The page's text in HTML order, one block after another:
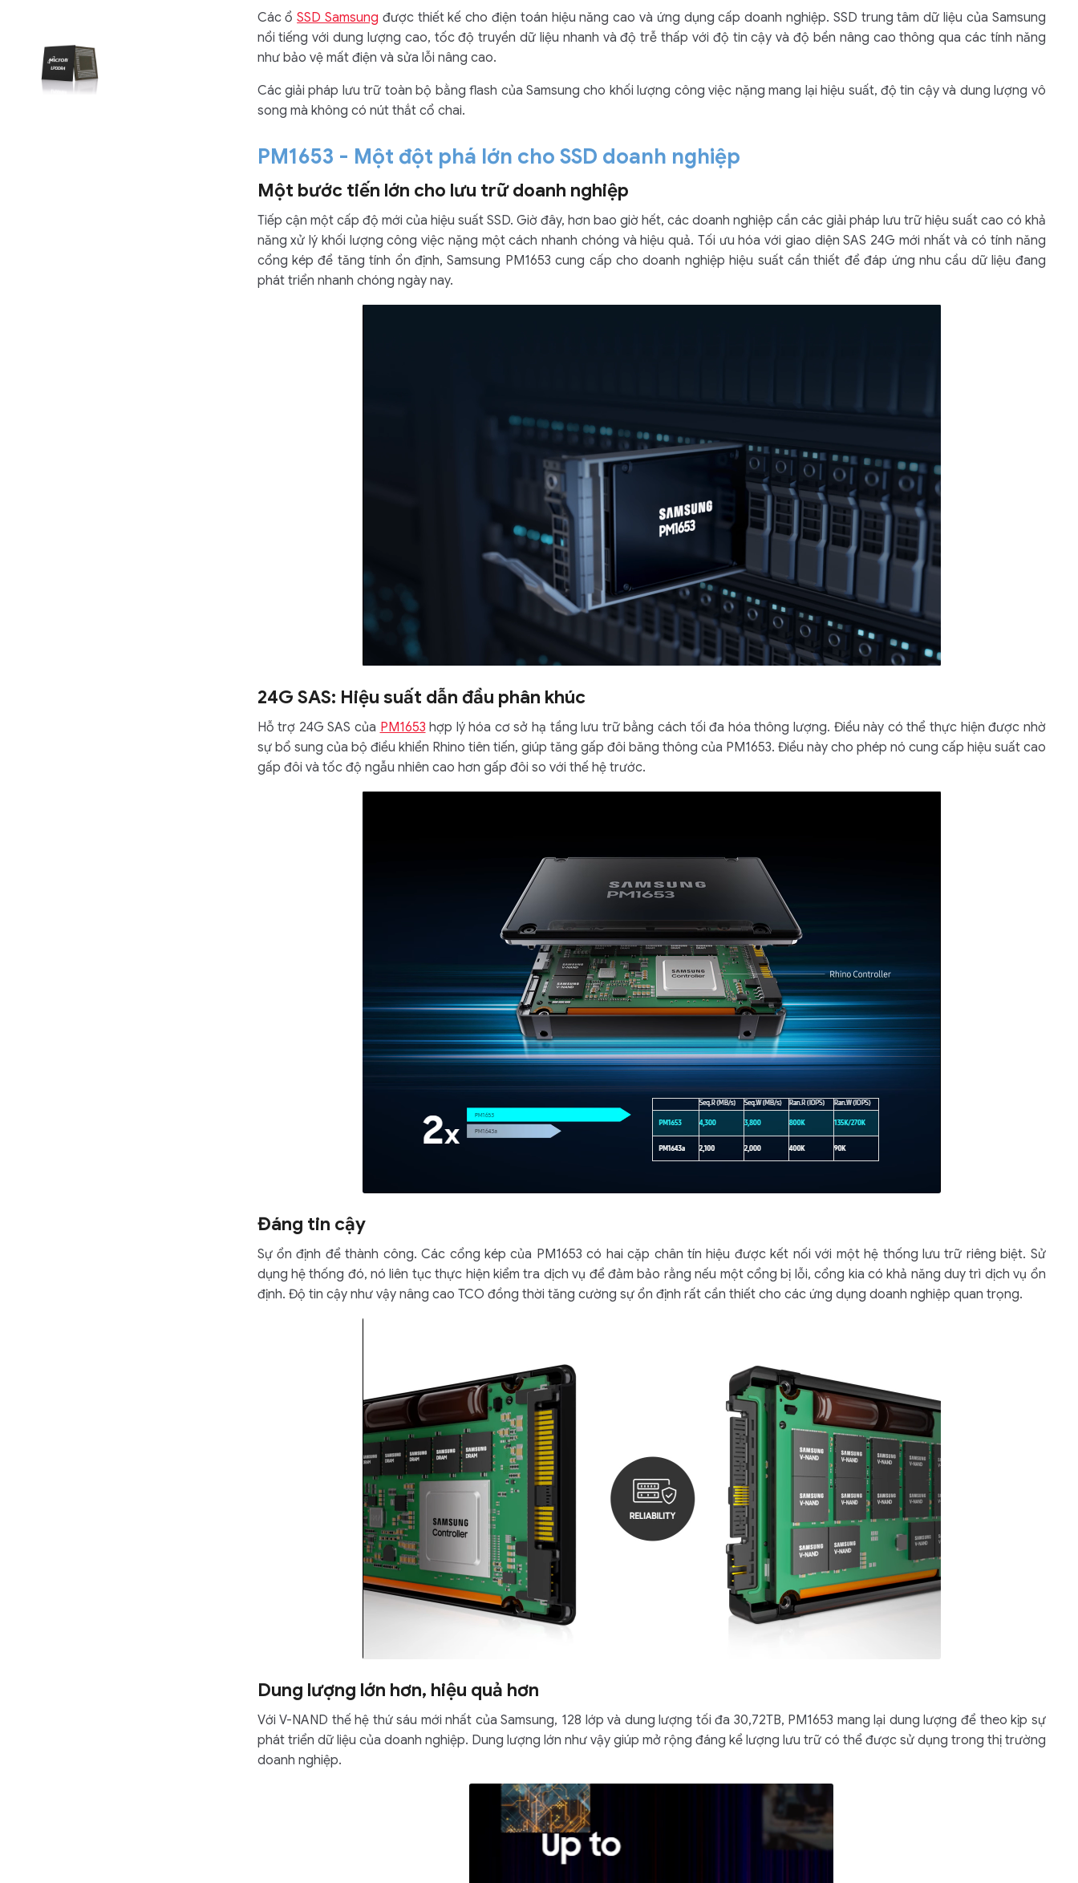
Các ổSSD Samsung được thiết kế cho điện toán hiệu năng cao và ứng dụng cấp doanh nghiệp. SSD trung tâm dữ liệu của Samsung
nổi tiếng với dung lượng cao, tốc độ truyền dữ liệu nhanh và độ trễ thấp với độ tin cậy và độ bền nâng cao thông qua các tính năng
như bảo vệ mất điện và sửa lỗi nâng cao.
Các giải pháp lưu trữ toàn bộ bằng flash của Samsung cho khối lượng công việc nặng mang lại hiệu suất, độ tin cậy và dung lượng vô
song mà không có nút thắt cổ chai.
PM1653 - Một đột phá lớn cho SSD doanh nghiệp
Một bước tiến lớn cho lưu trữ doanh nghiệp
Tiếp cận một cấp độ mới của hiệu suất SSD. Giờ đây, hơn bao giờ hết, các doanh nghiệp cần các giải pháp lưu trữ hiệu suất cao có khả
năng xử lý khối lượng công việc nặng một cách nhanh chóng và hiệu quả. Tối ưu hóa với giao diện SAS 24G mới nhất và có tính năng
cổng kép để tăng tính ổn định, Samsung PM1653 cung cấp cho doanh nghiệp hiệu suất cần thiết để đáp ứng nhu cầu dữ liệu đang
phát triển nhanh chóng ngày nay.
24G SAS: Hiệu suất dẫn đầu phân khúc
Hỗ trợ 24G SAS của PM1653 hợp lý hóa cơ sở hạ tầng lưu trữ bằng cách tối đa hóa thông lượng. Điều này có thể thực hiện được nhờ
sự bổ sung của bộ điều khiển Rhino tiên tiến, giúp tăng gấp đôi băng thông của PM1653. Điều này cho phép nó cung cấp hiệu suất cao
gấp đôi và tốc độ ngẫu nhiên cao hơn gấp đôi so với thế hệ trước.
Đáng tin cậy
Sự ổn định để thành công. Các cổng kép của PM1653 có hai cặp chân tín hiệu được kết nối với một hệ thống lưu trữ riêng biệt. Sử
dụng hệ thống đó, nó liên tục thực hiện kiểm tra dịch vụ để đảm bảo rằng nếu một cổng bị lỗi, cổng kia có khả năng duy trì dịch vụ ổn
định. Độ tin cậy như vậy nâng cao TCO đồng thời tăng cường sự ổn định rất cần thiết cho các ứng dụng doanh nghiệp quan trọng.
Dung lượng lớn hơn, hiệu quả hơn
Với V-NAND thế hệ thứ sáu mới nhất của Samsung, 128 lớp và dung lượng tối đa 30,72TB, PM1653 mang lại dung lượng để theo kịp sự
phát triển dữ liệu của doanh nghiệp. Dung lượng lớn như vậy giúp mở rộng đáng kể lượng lưu trữ có thể được sử dụng trong thị trường
doanh nghiệp.
Liên hệ
SK hynix - DRAM -
GDDR - GDDR6